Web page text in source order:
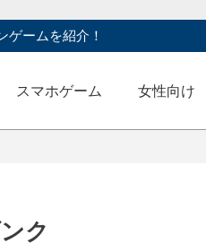
ゲームを紹介！
スマホゲーム 女性向け
ク